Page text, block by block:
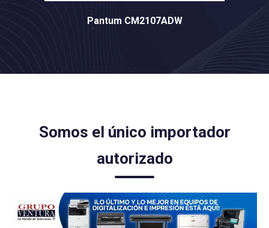
Pantum CM2107ADW
Somos el único importador
autorizado